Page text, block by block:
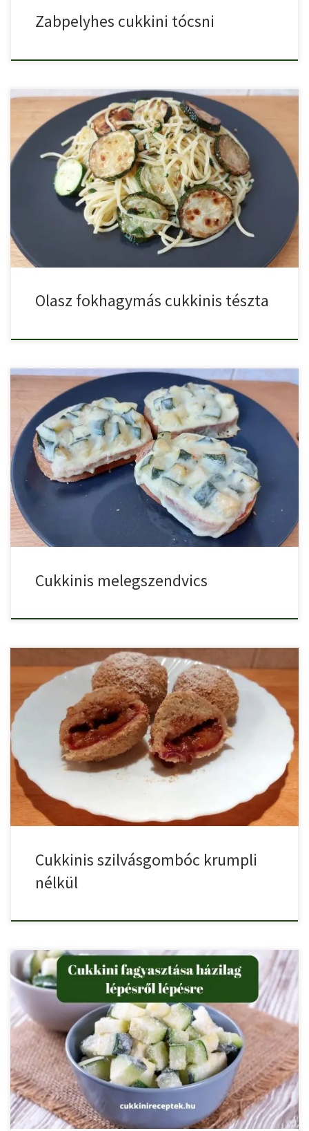
Zabpelyhes cukkini tócsni
Olasz fokhagymás cukkinis tészta, egy egyszerű és gyorsan
elkészíthető, laktató […]
Olasz fokhagymás cukkinis tészta
Cukkinis melegszendvics, egy finom vacsora vagy reggeli ötlet
cukkiniből három […]
Cukkinis melegszendvics
A szilvásgombóc egy népszerű magyar desszert, aminek az alapja
Cukkinis szilvásgombóc krumpli
nélkül
Az egyik legegyszerűbb módja a cukkini tartósításának, ha
lefagyasztjuk. Mire […]